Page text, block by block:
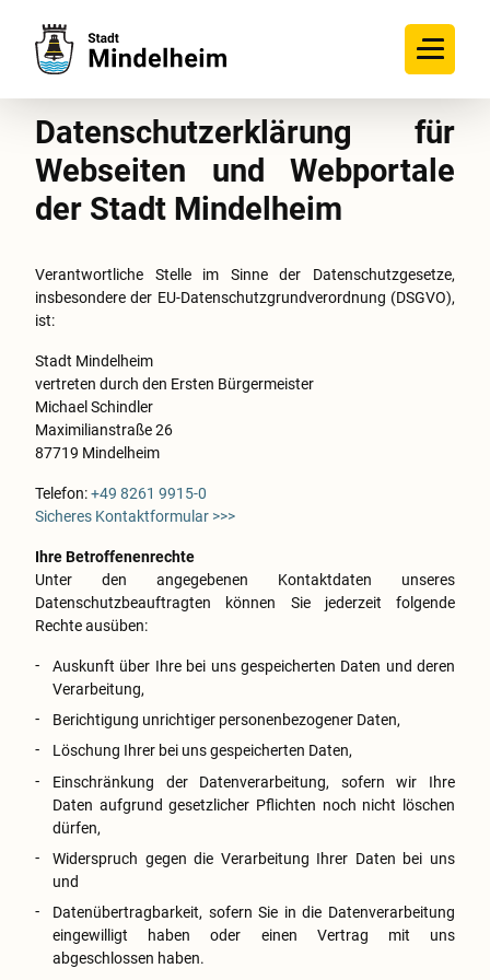
Datenschutzerklärung für
Webseiten und Webportale
der Stadt Mindelheim
Verantwortliche Stelle im Sinne der Datenschutzgesetze,
insbesondere der EU-Datenschutzgrundverordnung (DSGVO),
ist:
Stadt Mindelheim
vertreten durch den Ersten Bürgermeister
Michael Schindler
Maximilianstraße 26
87719 Mindelheim
Telefon:+49 8261 9915-0
Sicheres Kontaktformular >>>
Ihre Betroffenenrechte
Unter den angegebenen Kontaktdaten unseres
Datenschutzbeauftragten können Sie jederzeit folgende
Rechte ausüben:
Auskunft über Ihre bei uns gespeicherten Daten und deren
Verarbeitung,
Berichtigung unrichtiger personenbezogener Daten,
Löschung Ihrer bei uns gespeicherten Daten,
Einschränkung der Datenverarbeitung, sofern wir Ihre
Daten aufgrund gesetzlicher Pflichten noch nicht löschen
dürfen,
Widerspruch gegen die Verarbeitung Ihrer Daten bei uns
und
Datenübertragbarkeit, sofern Sie in die Datenverarbeitung
eingewilligt haben oder einen Vertrag mit uns
abgeschlossen haben.